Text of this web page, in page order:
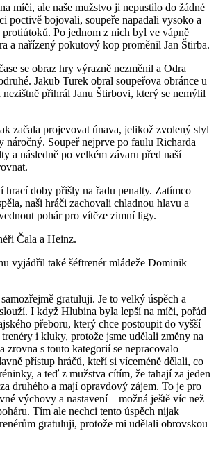
míči, ale naše mužstvo ji nepustilo do žádné
poctivě bojovali, soupeře napadali vysoko a
Po jednom z nich byl ve vápně
a nařízený pokutový kop proměnil Jan Štirba.
se obraz hry výrazně nezměnil a Odra
Jakub Turek obral soupeřova obránce u
nezištně přihrál Janu Štirbovi, který se nemýlil
začala projevovat únava, jelikož zvolený styl
Soupeř nejprve po faulu Richarda
a následně po velkém závaru před naší
hrací doby přišly na řadu penalty. Zatímco
naši hráči zachovali chladnou hlavu a
pohár pro vítěze zimní ligy.
Čala a Heinz.
vyjádřil také šéftrenér mládeže Dominik
gratuluji. Je to velký úspěch a
I když Hlubina byla lepší na míči, pořád
přeboru, který chce postoupit do vyšší
trenéry i kluky, protože jsme udělali změny na
zrovna s touto kategorií se nepracovalo
přístup hráčů, kteří si víceméně dělali, co
a teď z mužstva cítím, že tahají za jeden
druhého a mají opravdový zájem. To je pro
výchovy a nastavení – možná ještě víc než
Tím ale nechci tento úspěch nijak
gratuluji, protože mi udělali obrovskou